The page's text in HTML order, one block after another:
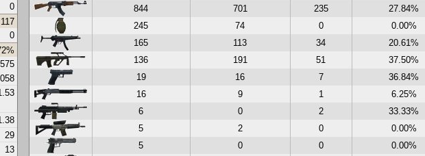
0
0
29
13
844
701 235
27.84%
245
74 0
0.00%
165
113 34
20.61%
136
191 51
37.50%
19
16 7
36.84%
16
9 1
6.25%
6
0 2
33.33%
5
2 0
0.00%
5
0 0
0.00%